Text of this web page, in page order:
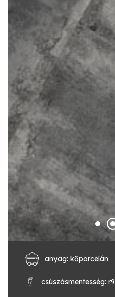
anyag: kőporcelán
csúszásmentesség: r9